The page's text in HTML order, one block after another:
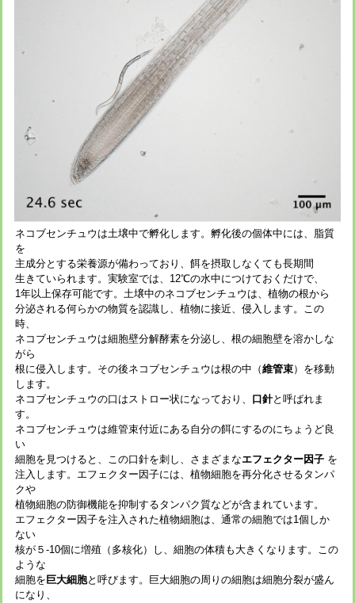
ネコブセンチュウは土壌中で孵化します。孵化後の個体中には、脂質
を
主成分とする栄養源が備わっており、餌を摂取しなくても長期間
生きていられます。実験室では、12℃の水中につけておくだけで、
1年以上保存可能です。土壌中のネコブセンチュウは、植物の根から
分泌される何らかの物質を認識し、植物に接近、侵入します。この
時、
ネコブセンチュウは細胞壁分解酵素を分泌し、根の細胞壁を溶かしな
がら
根に侵入します。その後ネコブセンチュウは根の中（維管束）を移動
します。
ネコブセンチュウの口はストロー状になっており、 口針と呼ばれま
す。
ネコブセンチュウは維管束付近にある自分の餌にするのにちょうど良
い
細胞を見つけると、この口針を刺し、さまざまなエフェクター因子 を
注入します。エフェクター因子には、植物細胞を再分化させるタンパ
クや
植物細胞の防御機能を抑制するタンパク質などが含まれています。
エフェクター因子を注入された植物細胞は、通常の細胞では1個しか
ない
核が５-10個に増殖（多核化）し、細胞の体積も大きくなります。この
ような
細胞を 巨大細胞と呼びます。巨大細胞の周りの細胞は細胞分裂が盛ん
になり、